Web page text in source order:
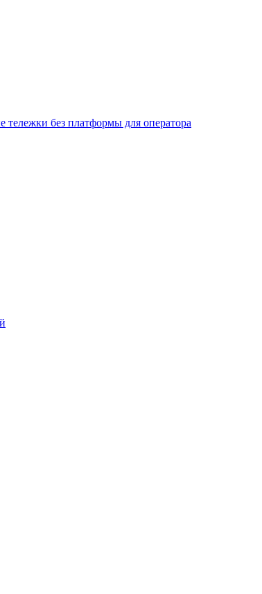
тележки без платформы для оператора